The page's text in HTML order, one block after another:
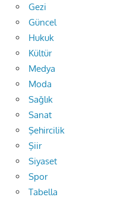
Gezi
Güncel
Hukuk
Kültür
Medya
Moda
Sağlık
Sanat
Şehircilik
Şiir
Siyaset
Spor
Tabella